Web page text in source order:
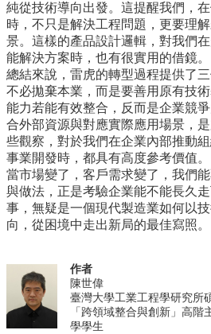
純從技術導向出發。這提醒我們，
時，不只是解決工程問題，更要理
景。這樣的產品設計邏輯，對我們
能解決方案時，也有很實用的借鏡。
總結來說，雷虎的轉型過程提供了
不必拋棄本業，而是要善用原有技
能力若能有效整合，反而是企業競
合外部資源與對應實際應用場景，
些觀察，對於我們在企業內部推動
事業開發時，都具有高度參考價值。
當市場變了，客戶需求變了，我們
與做法，正是考驗企業能不能長久
事，無疑是一個現代製造業如何以
向，從困境中走出新局的最佳寫照。
作者
陳世偉
臺灣大學工業工程學研究所
「跨領域整合與創新」高
學學生